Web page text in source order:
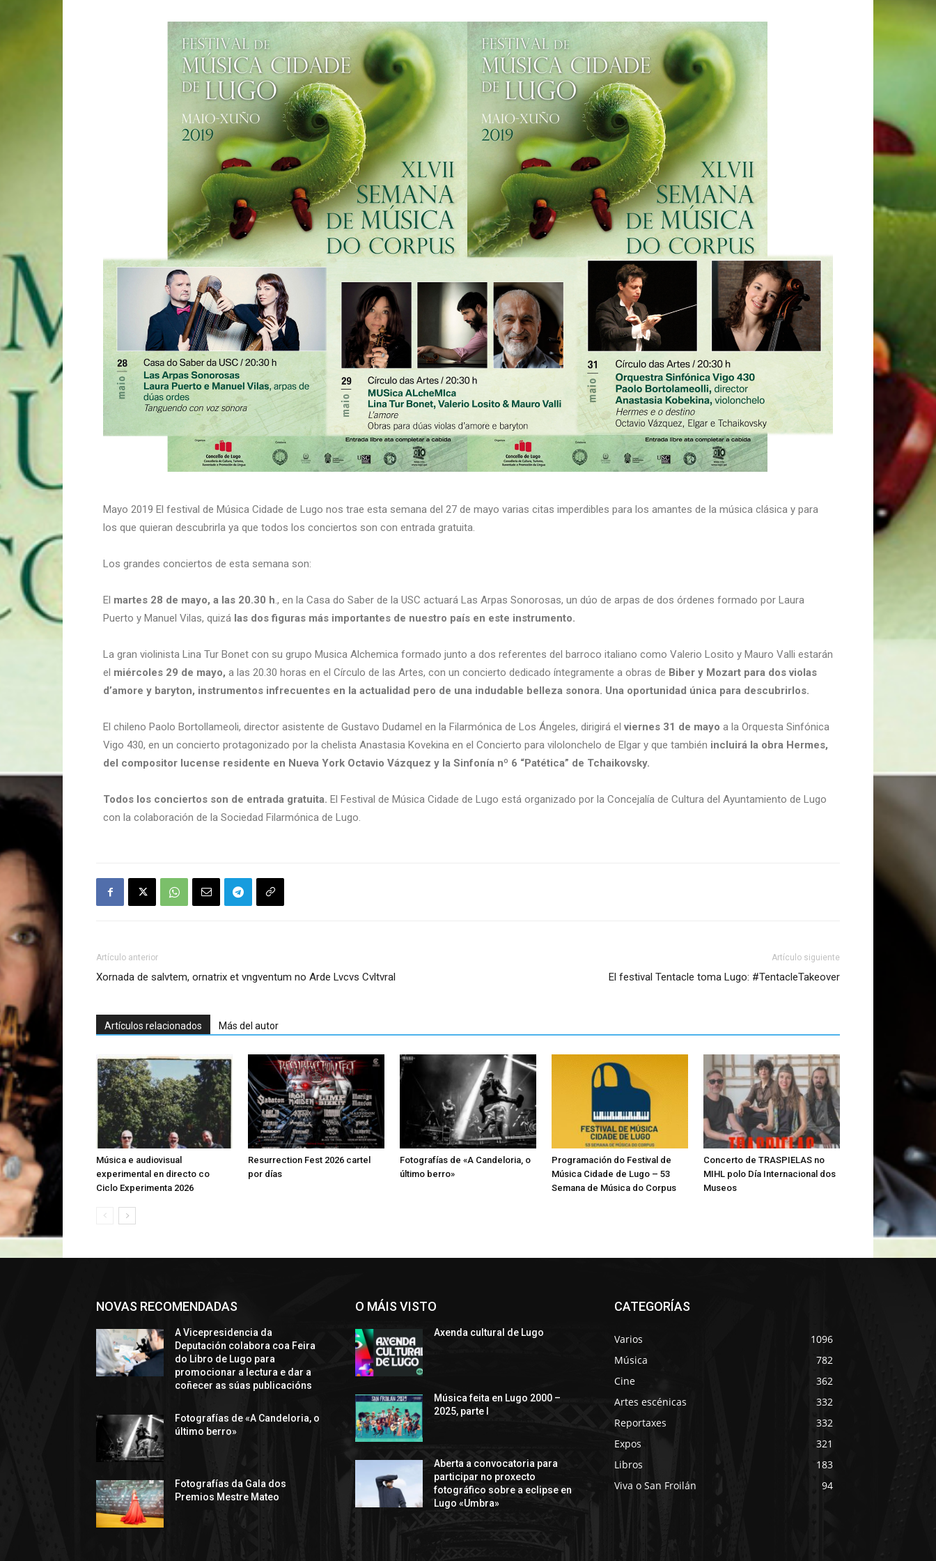
Mayo 2019 El festival de Música Cidade de Lugo nos trae esta semana del 27 de mayo varias citas imperdibles para los amantes de la música clásica y para
los que quieran descubrirla ya que todos los conciertos son con entrada gratuita.
Los grandes conciertos de esta semana son:
El martes 28 de mayo, a las 20.30 h., en la Casa do Saber de la USC actuará Las Arpas Sonorosas, un dúo de arpas de dos órdenes formado por Laura
Puerto y Manuel Vilas, quizá las dos figuras más importantes de nuestro país en este instrumento.
La gran violinista Lina Tur Bonet con su grupo Musica Alchemica formado junto a dos referentes del barroco italiano como Valerio Losito y Mauro Valli estarán
el miércoles 29 de mayo, a las 20.30 horas en el Círculo de las Artes, con un concierto dedicado íntegramente a obras de Biber y Mozart para dos violas
d’amore y baryton, instrumentos infrecuentes en la actualidad pero de una indudable belleza sonora. Una oportunidad única para descubrirlos.
El chileno Paolo Bortollameoli, director asistente de Gustavo Dudamel en la Filarmónica de Los Ángeles, dirigirá elviernes 31 de mayo a la Orquesta Sinfónica
Vigo 430, en un concierto protagonizado por la chelista Anastasia Kovekina en el Concierto para vilolonchelo de Elgar y que también incluirá la obra Hermes,
del compositor lucense residente en Nueva York Octavio Vázquez y la Sinfonía nº 6 “Patética” de Tchaikovsky.
Todos los conciertos son de entrada gratuita. El Festival de Música Cidade de Lugo está organizado por la Concejalía de Cultura del Ayuntamiento de Lugo
con la colaboración de la Sociedad Filarmónica de Lugo.
Artículo anterior
Xornada de salvtem, ornatrix et vngventum no Arde Lvcvs Cvltvral
Artículo siguiente
El festival Tentacle toma Lugo: #TentacleTakeover
Artículos relacionados Más del autor
Música e audiovisual
experimental en directo co
Ciclo Experimenta 2026
Resurrection Fest 2026 cartel
por días
Fotografías de «A Candeloria, o
último berro»
Programación do Festival de
Música Cidade de Lugo – 53
Semana de Música do Corpus
Concerto de TRASPIELAS no
MIHL polo Día Internacional dos
Museos
NOVAS RECOMENDADAS
A Vicepresidencia da
Deputación colabora coa Feira
do Libro de Lugo para
promocionar a lectura e dar a
coñecer as súas publicacións
Fotografías de «A Candeloria, o
último berro»
Fotografías da Gala dos
Premios Mestre Mateo
O MÁIS VISTO
Axenda cultural de Lugo
Música feita en Lugo 2000 –
2025, parte I
Aberta a convocatoria para
participar no proxecto
fotográfico sobre a eclipse en
Lugo «Umbra»
CATEGORÍAS
Varios
1096
Música
782
Cine
362
Artes escénicas
332
Reportaxes
332
Expos
321
Libros
183
Viva o San Froilán
94